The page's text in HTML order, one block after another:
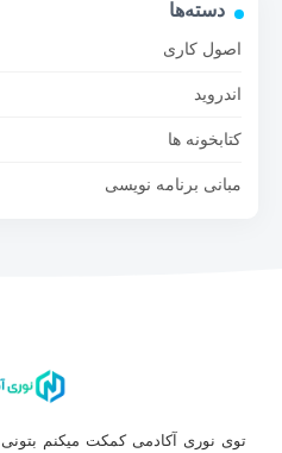
دسته‌ها
اصول کاری
اندروید
کتابخونه ها
مبانی برنامه نویسی
توی نوری آکادمی کمکت میکنم بتونی